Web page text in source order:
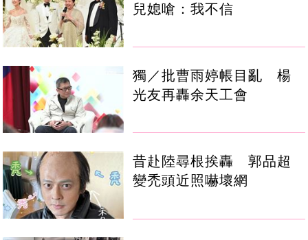
兒媳嗆：我不信
獨／批曹雨婷帳目亂 楊
光友再轟余天工會
昔赴陸尋根挨轟 郭品超
變禿頭近照嚇壞網